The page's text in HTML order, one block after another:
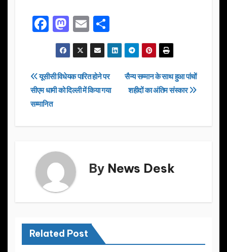
F
a
c
e
b
o
o
M
a
st
o
d
n
E
m
ail
h
ar
e
Post
navigation
सैन्य सम्मान के साथ हुआ पांचों
शहीदों का अंतिम संस्कार
यूसीसी विधेयक पारित होने पर
सीएम धामी को दिल्ली में किया गया
सम्मानित
By News Desk
Related Post